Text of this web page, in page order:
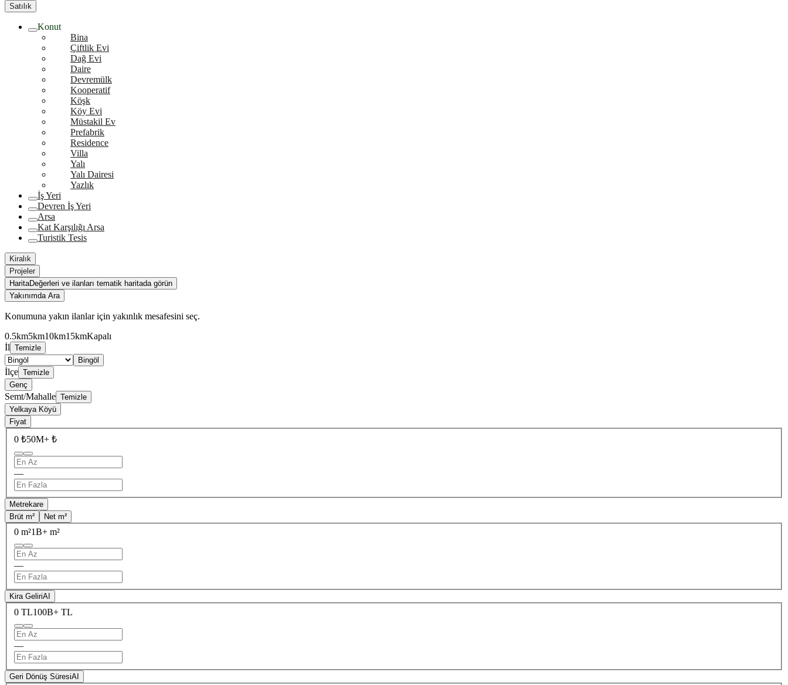
Satılık
Konut
Bina
Çiftlik Evi
Dağ Evi
Daire
Devremülk
Kooperatif
Köşk
Köy Evi
Müstakil Ev
Prefabrik
Residence
Villa
Yalı
Yalı Dairesi
Yazlık
İş Yeri
Devren İş Yeri
Arsa
Kat Karşılığı Arsa
Turistik Tesis
Kiralık
Projeler
HaritaDeğerleri ve ilanları tematik haritada görün
Yakınımda Ara
Konumuna yakın ilanlar için yakınlık mesafesini seç.
0.5km5km10km15kmKapalı
İl Temizle
Bingöl
İlçe Temizle
Genç
Semt/Mahalle Temizle
Yelkaya Köyü
Fiyat
0 ₺50M+ ₺
—
Metrekare
Brüt m²
Net m²
0 m²1B+ m²
—
Kira GeliriAI
0 TL100B+ TL
—
Geri Dönüş SüresiAI